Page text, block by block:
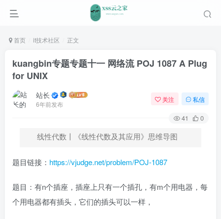
首页 it技术社区 正文
kuangbin专题专题十一 网络流 POJ 1087 A Plug
for UNIX
站长
6年前发布
关注 私信
41 0
线性代数丨《线性代数及其应用》思维导图
题目链接： https://vjudge.net/problem/POJ-1087
题目：有n个插座，插座上只有一个插孔，有m个用电器，每
个用电器都有插头，它们的插头可以一样，